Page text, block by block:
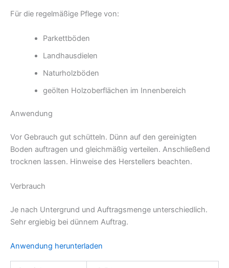
Für die regelmäßige Pflege von:
Parkettböden
Landhausdielen
Naturholzböden
geölten Holzoberflächen im Innenbereich
Anwendung
Vor Gebrauch gut schütteln. Dünn auf den gereinigten
Boden auftragen und gleichmäßig verteilen. Anschließend
trocknen lassen. Hinweise des Herstellers beachten.
Verbrauch
Je nach Untergrund und Auftragsmenge unterschiedlich.
Sehr ergiebig bei dünnem Auftrag.
Anwendung herunterladen